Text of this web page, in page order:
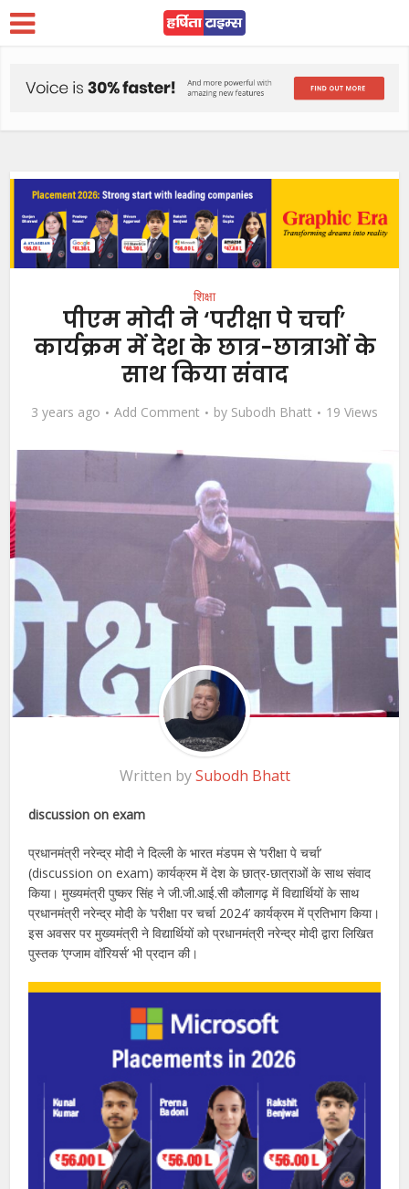
शिक्षा
पीएम मोदी ने ‘परीक्षा पे चर्चा’
कार्यक्रम में देश के छात्र-छात्राओं के
साथ किया संवाद
3 years ago Add Comment by Subodh Bhatt 19 Views
Written bySubodh Bhatt
discussion on exam
प्रधानमंत्री नरेन्द्र मोदी ने दिल्ली के भारत मंडपम से ‘परीक्षा पे चर्चा’
(discussion on exam) कार्यक्रम में देश के छात्र-छात्राओं के साथ संवाद
किया। मुख्यमंत्री पुष्कर सिंह ने जी.जी.आई.सी कौलागढ़ में विद्यार्थियों के साथ
प्रधानमंत्री नरेन्द्र मोदी के ‘परीक्षा पर चर्चा 2024’ कार्यक्रम में प्रतिभाग किया।
इस अवसर पर मुख्यमंत्री ने विद्यार्थियों को प्रधानमंत्री नरेन्द्र मोदी द्वारा लिखित
पुस्तक ‘एग्जाम वॉरियर्स’ भी प्रदान की।